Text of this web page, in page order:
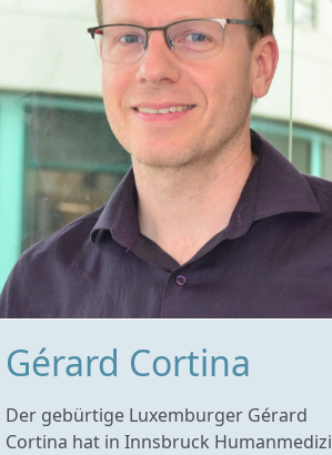
Gérard Cortina
Der gebürtige Luxemburger Gérard
Cortina hat in Innsbruck